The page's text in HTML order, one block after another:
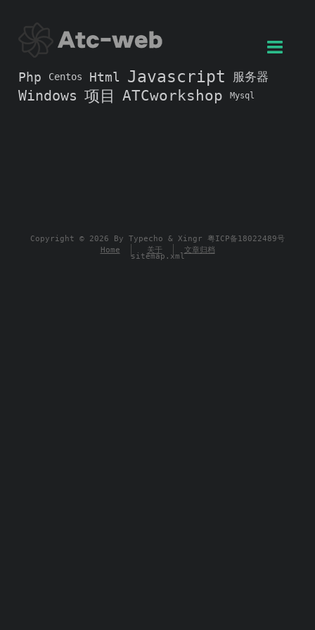
Php Centos Html Javascript 服务器
Windows 项目 ATCworkshop Mysql
Copyright © 2026 By Typecho & Xingr
粤ICP备18022489号
sitemap.xml
Home 关于 文章归档